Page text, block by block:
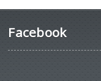
Facebook